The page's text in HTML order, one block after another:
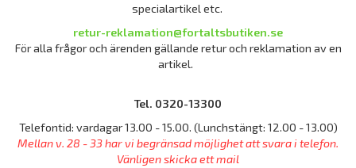
specialartikel etc.
retur-reklamation@fortaltsbutiken.se
För alla frågor och ärenden gällande retur och reklamation av en
artikel.
Tel. 0320-13300
Telefontid: vardagar 13.00 - 15.00. (Lunchstängt: 12.00 - 13.00)
Mellan v. 28 - 33 har vi begränsad möjlighet att svara i telefon.
Vänligen skicka ett mail